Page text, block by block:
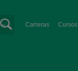
Carreras Cursos